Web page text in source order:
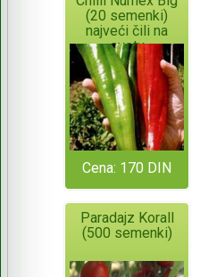
(20 semenki)
najveći čili na
svetu
Cena: 170 DIN
Paradajz Korall
(500 semenki)